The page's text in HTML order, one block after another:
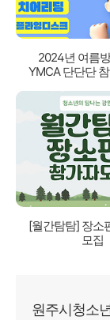
2024년 여름
YMCA 단단단
[월간탐탐] 장소
모집
원주시청소